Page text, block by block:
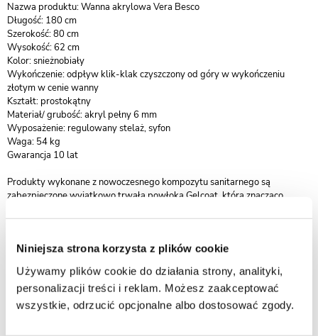
Niniejsza strona korzysta z plików cookie
Używamy plików cookie do działania strony, analityki,
personalizacji treści i reklam. Możesz zaakceptować
wszystkie, odrzucić opcjonalne albo dostosować zgody.
Nazwa produktu: Wanna akrylowa Vera Besco
Długość: 180 cm
Szerokość: 80 cm
Wysokość: 62 cm
Kolor: snieżnobiały
Wykończenie: odpływ klik-klak czyszczony od góry w wykończeniu
złotym w cenie wanny
Kształt: prostokątny
Materiał/ grubość: akryl pełny 6 mm
Wyposażenie: regulowany stelaż, syfon
Waga: 54 kg
Gwarancja 10 lat
Produkty wykonane z nowoczesnego kompozytu sanitarnego są
zabezpieczone wyjątkowo trwałą powłoką Gelcoat, która znacząco
Dzięki zastosowaniu starannie dobranych materiałów, wanny
doskonałymi właściwościami użytkowymi.
Kompozyt sanitarny zapewnia idealnie gładką, jednolitą i nieporowatą
powierzchnię, cechującą się bardzo wysoką trwałością oraz odpornością
na przebarwienia i wilgoć. Taka struktura skutecznie ogranicza wnikanie